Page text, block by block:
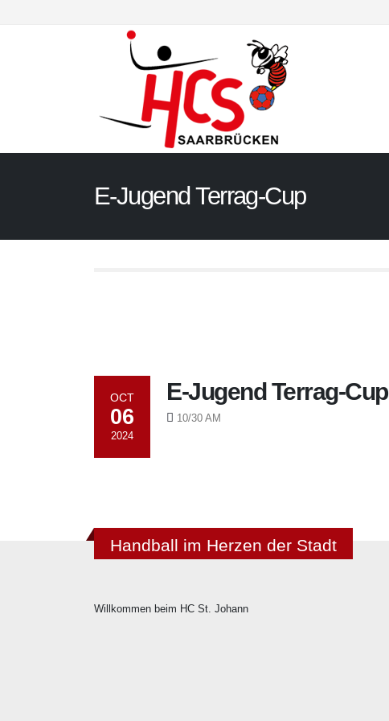
E-Jugend Terrag-Cup
OCT
06
2024
E-Jugend Terrag-Cup
10/30 AM
Handball im Herzen der Stadt
Willkommen beim HC St. Johann